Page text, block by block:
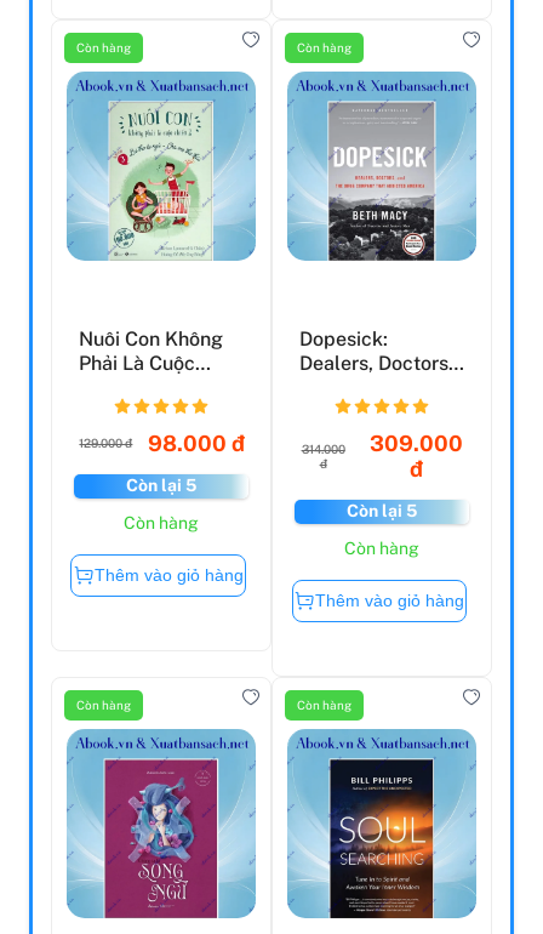
Còn hàng
Nuôi Con Không
Phải Là Cuộc
Tự Ng...
129.000 đ 98.000 đ
Còn lại 5
Còn hàng
Thêm vào giỏ hàng
Còn hàng
Dopesick:
Dealers, Doctors,
Company T...
314.000
đ
309.000
đ
Còn lại 5
Còn hàng
Thêm vào giỏ hàng
Còn hàng Còn hàng